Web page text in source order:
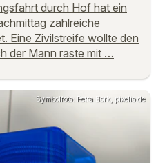
durch Hof hat ein
zahlreiche
Eine Zivilstreife wollte den
der Mann raste mit …
Symbolfoto: Petra Bork, pixelio.de